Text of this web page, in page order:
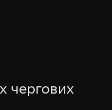
чергових